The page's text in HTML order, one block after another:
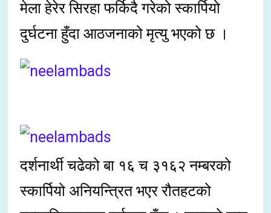
मेला हेरेर सिरहा फर्किदै गरेको स्कार्पियो
दुर्घटना हुँदा आठजनाको मृत्यु भएको छ ।
दर्शनार्थी चढेको बा १६ च ३१६२ नम्बरको
स्कार्पियो अनियन्त्रित भएर रौतहटको